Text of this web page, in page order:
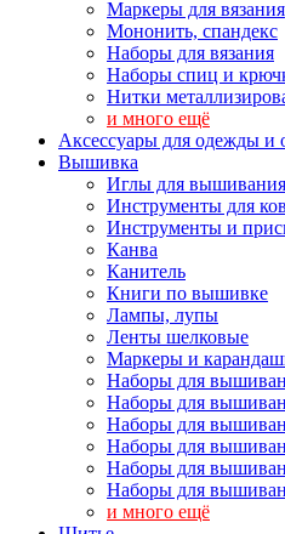
Маркеры для вязания
Мононить, спандекс
Наборы для вязания
Наборы спиц и
Нитки
и много ещё
Аксессуары для одежды и
Вышивка
Иглы для вышивания
Инструменты для
Инструменты и
Канва
Канитель
Книги по вышивке
Лампы, лупы
Ленты шелковые
Маркеры и
Наборы для
Наборы для
Наборы для
Наборы для
Наборы для
Наборы для
и много ещё